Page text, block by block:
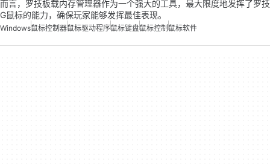
而言，罗技板载内存管理器作为一个强大的工具，最大限度地发挥了罗技
G鼠标的能力，确保玩家能够发挥最佳表现。
Windows鼠标控制器鼠标驱动程序鼠标键盘鼠标控制 鼠标软件